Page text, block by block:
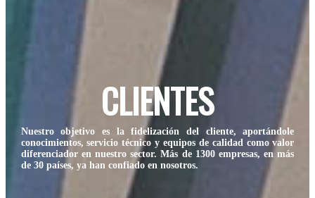
CLIENTES
Nuestro objetivo es la fidelización del cliente, aportándole
conocimientos, servicio técnico y equipos de calidad como valor
diferenciador en nuestro sector. Más de 1300 empresas, en más
de 30 países, ya han confiado en nosotros.